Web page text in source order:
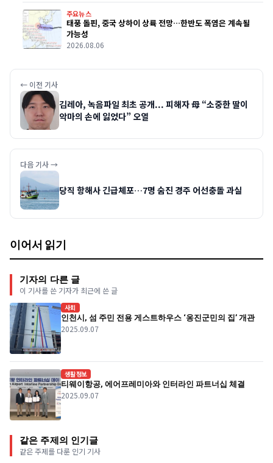
주요뉴스
태풍 돌핀, 중국 상하이 상륙 전망…한반도 폭염은 계속될
가능성
2026.08.06
← 이전 기사
김레아, 녹음파일 최초 공개... 피해자 母 “소중한 딸이
악마의 손에 잃었다” 오열
다음 기사 →
당직 항해사 긴급체포…7명 숨진 경주 어선충돌 과실
이어서 읽기
기자의 다른 글
이 기사를 쓴 기자가 최근에 쓴 글
사회
인천시, 섬 주민 전용 게스트하우스 ‘옹진군민의 집’ 개관
2025.09.07
생활정보
티웨이항공, 에어프레미아와 인터라인 파트너십 체결
2025.09.07
같은 주제의 인기글
같은 주제를 다룬 인기 기사